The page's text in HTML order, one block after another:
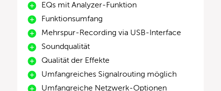
EQs mit Analyzer-Funktion
Funktionsumfang
Mehrspur-Recording via USB-Interface
Soundqualität
Qualität der Effekte
Umfangreiches Signalrouting möglich
Umfangreiche Netzwerk-Optionen